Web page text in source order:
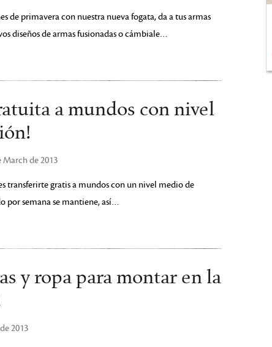
de primavera con nuestra nueva fogata, da a tus armas
diseños de armas fusionadas o cámbiale…
a mundos con nivel
March de 2013
transferirte gratis a mundos con un nivel medio de
por semana se mantiene, así…
y ropa para montar en la
2013